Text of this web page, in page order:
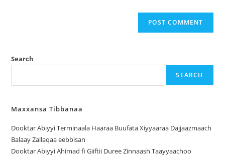
Search
SEARCH
Maxxansa Tibbanaa
Dooktar Abiyyi Terminaala Haaraa Buufata Xiyyaaraa Dajjaazmaach
Balaay Zallaqaa eebbisan
Dooktar Abiyyi Ahimad fi Giiftii Duree Zinnaash Taayyaachoo